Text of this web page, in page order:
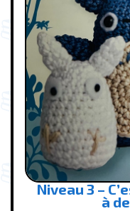
Niveau 3 –
à